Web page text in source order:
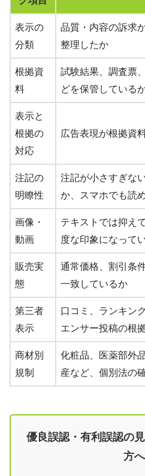
表示の
分類
品質・内容の訴求
整理したか
根拠資
料
試験結果、調査票
どを保管している
表示と
根拠の
対応
広告表現が根拠資
注記の
明瞭性
注記が小さすぎな
か、スマホでも読
画像・
動画
テキストでは抑え
度な印象になって
販売実
態
通常価格、割引条
一致しているか
第三者
表示
口コミ、ランキン
エンサー投稿の根
商材別
規制
化粧品、医薬部外
産など、個別法の
優良誤認・有利誤認の
方へ